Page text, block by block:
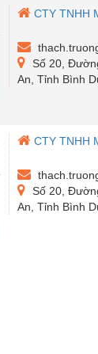
CTY TNHH
Số 20,
An, Tỉnh Bình
CTY TNHH
Số 20,
An, Tỉnh Bình